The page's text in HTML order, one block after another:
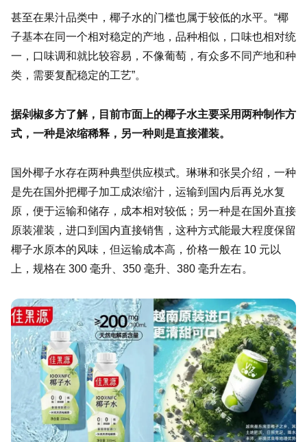
甚至在果汁品类中，椰子水的门槛也属于较低的水平。“椰
子基本在同一个相对稳定的产地，品种相似，口味也相对统
一，口味调和就比较容易，不像葡萄，有众多不同产地和种
类，需要复配稳定的工艺”。
据剁椒多方了解，目前市面上的椰子水主要采用两种制作方
式，一种是浓缩稀释，另一种则是直接灌装。
国外椰子水存在两种典型供应模式。琳琳和张昊介绍，一种
是先在国外把椰子加工成浓缩汁，运输到国内后再兑水复
原，便于运输和储存，成本相对较低；另一种是在国外直接
原装灌装，进口到国内直接销售，这种方式能最大程度保留
椰子水原本的风味，但运输成本高，价格一般在 10 元以
上，规格在 300 毫升、350 毫升、380 毫升左右。